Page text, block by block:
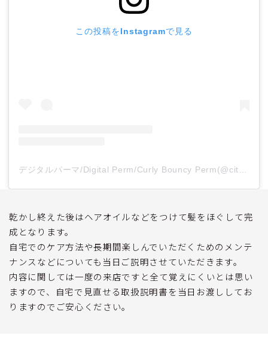
この投稿をInstagramで見る
デジタルパーマ/Digital Perm/Curly Bouncy Perm(@cityhair.tokyo)がシェアした投稿
乾かし終えた後はヘアオイルなどをつけて髪をほぐして完
成となります。
自宅でのケア方法や長期間楽しんでいただくためのメンテ
ナンスなどについても当日ご説明させていただきます。
内容に関しては一度の来店ですと全て覚えにくいとは思い
ますので、自宅で見直せる取扱説明書を当日お渡ししてお
りますのでご安心ください。